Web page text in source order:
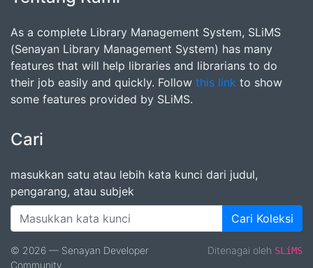
As a complete Library Management System, SLiMS
(Senayan Library Management System) has many
features that will help libraries and librarians to do
their job easily and quickly. Follow this link to show
some features provided by SLiMS.
Cari
masukkan satu atau lebih kata kunci dari judul,
pengarang, atau subjek
Cari Koleksi
© 2026 — Senayan Developer
Community
Ditenagai oleh SLiMS